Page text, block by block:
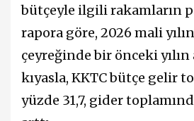
bütçeyle ilgili rakamların
rapora göre, 2026 mali
çeyreğinde bir önceki
kıyasla, KKTC bütçe gelir
yüzde 31,7, gider